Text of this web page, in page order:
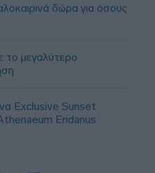
δώρα για όσους
το μεγαλύτερο
Exclusive Sunset
Eridanus